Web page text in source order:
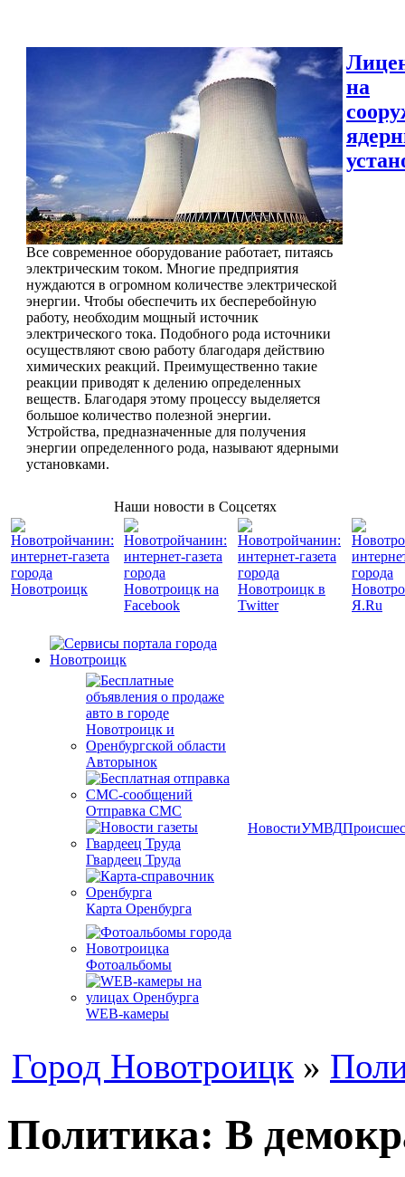
Все современное оборудование работает, питаясь
электрическим током. Многие предприятия
нуждаются в огромном количестве электрической
энергии. Чтобы обеспечить их бесперебойную
работу, необходим мощный источник
электрического тока. Подобного рода источники
осуществляют свою работу благодаря действию
химических реакций. Преимущественно такие
реакции приводят к делению определенных
веществ. Благодаря этому процессу выделяется
большое количество полезной энергии.
Устройства, предназначенные для получения
энергии определенного рода, называют ядерными
установками.
на
Наши новости в Соцсетях
Авторынок
Отправка СМС
Гвардеец Труда
Карта Оренбурга
Фотоальбомы
WEB-камеры
НовостиУМВД
Город Новотроицк »
Политика: В